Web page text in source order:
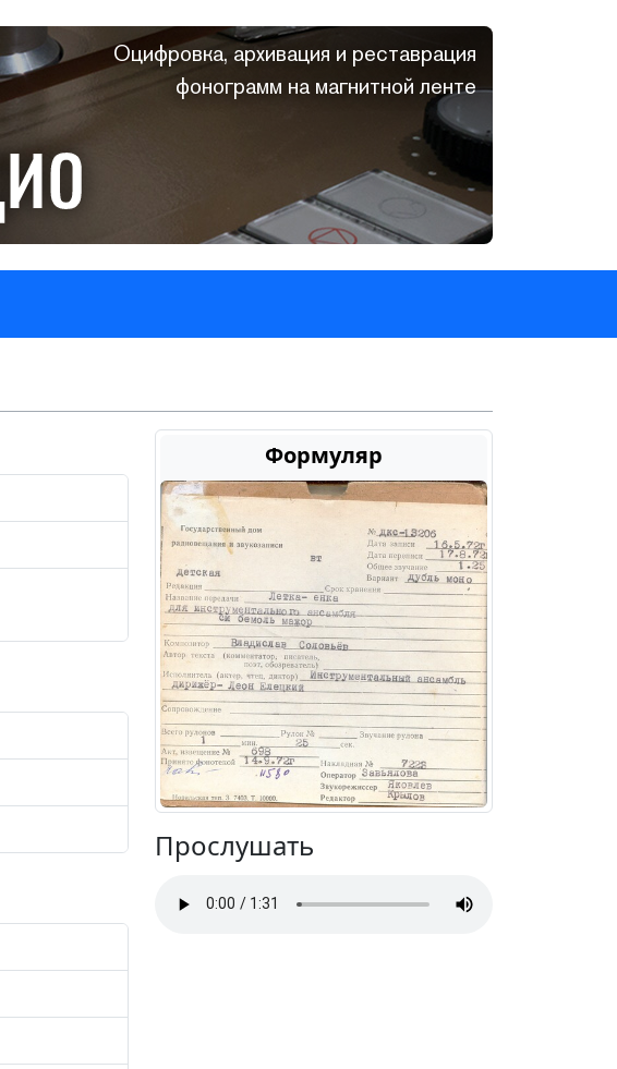
Оцифровка, архивация и реставрация
фонограмм на магнитной ленте
Формуляр
Прослушать